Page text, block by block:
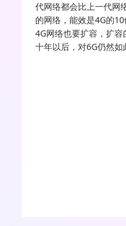
代网络都会比上一代网
的网络，能效是4G的
4G网络也要扩容，扩容
十年以后，对6G仍然如